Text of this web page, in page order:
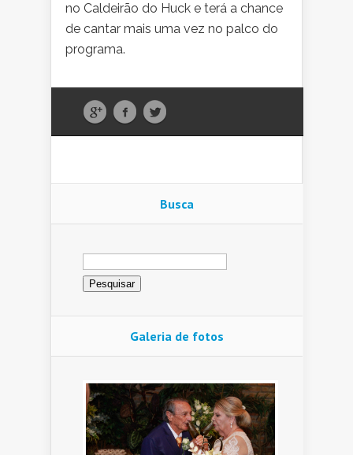
no Caldeirão do Huck e terá a chance
de cantar mais uma vez no palco do
programa.
Busca
Pesquisar
por:
Galeria de fotos